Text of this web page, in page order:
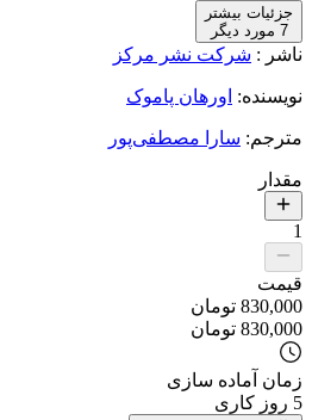
جزئیات بیشتر
7 مورد دیگر
ناشر : شرکت نشر مرکز
نویسنده: اورهان پاموک
مترجم: سارا مصطفی‌پور
مقدار
1
قیمت
830,000 تومان
830,000 تومان
زمان آماده سازی
5 روز کاری